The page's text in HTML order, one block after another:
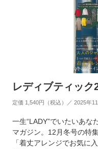
レディブティッ
定価 1,540円（税込）／ 2025年
一生“LADY”でいたいあな
マガジン。12月冬号の特
「着丈アレンジでお気に